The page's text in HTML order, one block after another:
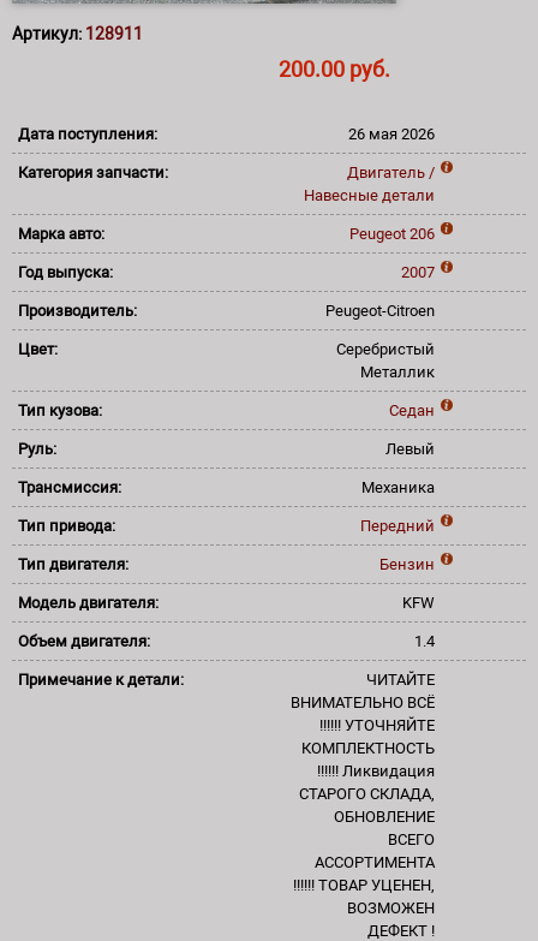
Артикул: 128911
200.00 руб.
Дата поступления: 26 мая 2026
Категория запчасти:
Двигатель /
Навесные детали
Марка авто: Peugeot 206
Год выпуска: 2007
Производитель: Peugeot-Citroen
Цвет:
Серебристый
Металлик
Тип кузова: Седан
Руль: Левый
Трансмиссия: Механика
Тип привода: Передний
Тип двигателя: Бензин
Модель двигателя: KFW
Объем двигателя: 1.4
Примечание к детали:
ЧИТАЙТЕ
ВНИМАТЕЛЬНО ВСЁ
!!!!!! УТОЧНЯЙТЕ
КОМПЛЕКТНОСТЬ
!!!!!! Ликвидация
СТАРОГО СКЛАДА,
ОБНОВЛЕНИЕ
ВСЕГО
АССОРТИМЕНТА
!!!!!! ТОВАР УЦЕНЕН,
ВОЗМОЖЕН
ДЕФЕКТ !